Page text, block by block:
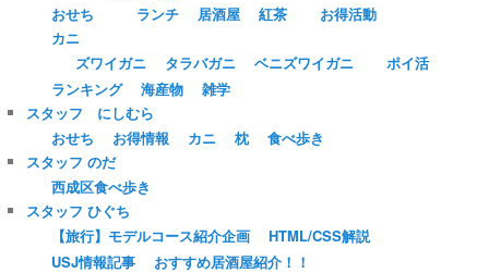
おせち
ランチ
居酒屋 紅茶
お得活動
カニ
ズワイガニ
タラバガニ ベニズワイガニ
ポイ活
ランキング
海産物
雑学
スタッフ にしむら
おせち
お得情報 カニ 枕
食べ歩き
スタッフ のだ
西成区食べ歩き
スタッフ ひぐち
【旅行】モデルコース紹介企画
HTML/CSS解説
USJ情報記事
おすすめ居酒屋紹介！！